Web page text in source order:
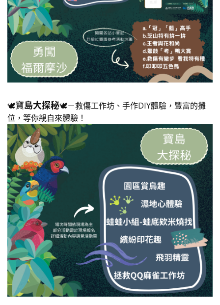
🕊️寶島大探秘🕊️－救傷工作坊、手作DIY體驗，豐富的攤
位，等你親自來體驗！